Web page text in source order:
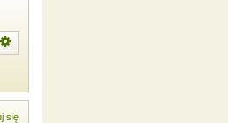
się